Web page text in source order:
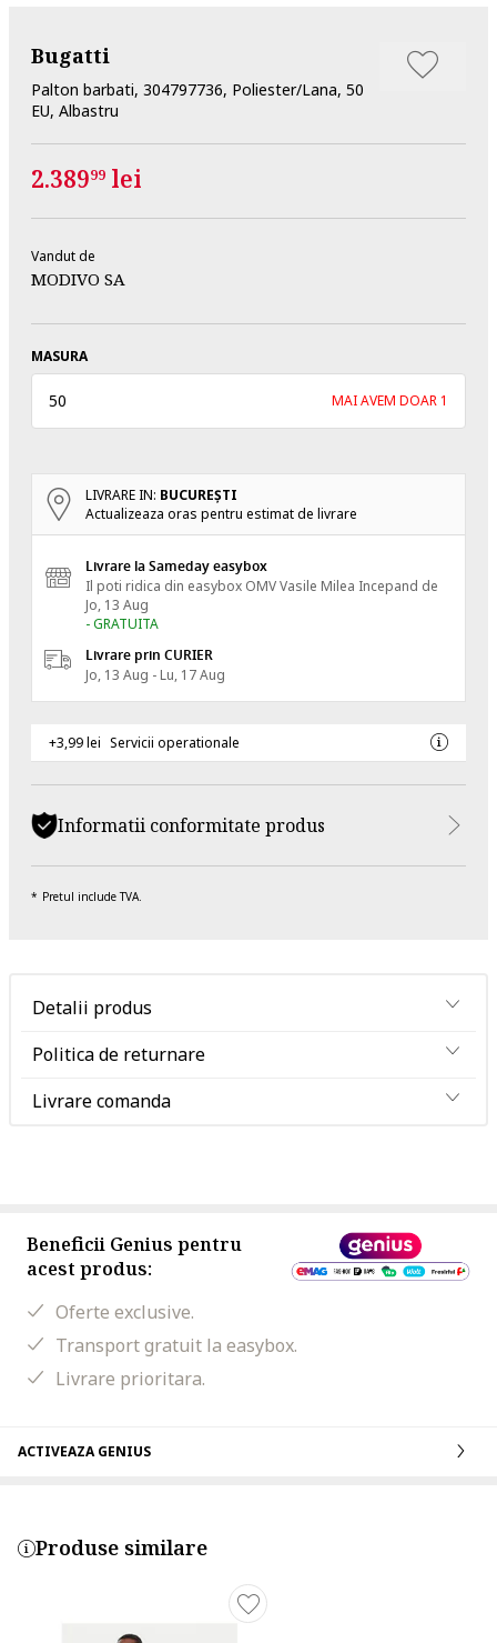
Bugatti
Palton barbati, 304797736, Poliester/Lana, 50
EU, Albastru
2.38999 lei
Vandut de
MODIVO SA
MASURA
50 MAI AVEM DOAR 1
LIVRARE IN: BUCUREŞTI
Actualizeaza oras pentru estimat de livrare
Livrare la Sameday easybox
Il poti ridica din easybox OMV Vasile Milea Incepand de
Jo, 13 Aug
- GRATUITA
Livrare prin CURIER
Jo, 13 Aug - Lu, 17 Aug
+3,99 lei Servicii operationale
Informatii conformitate produs
Pretul include TVA.
Detalii produs
Politica de returnare
Livrare comanda
Beneficii Genius pentru
acest produs:
Oferte exclusive.
Transport gratuit la easybox.
Livrare prioritara.
ACTIVEAZA GENIUS
Produse similare